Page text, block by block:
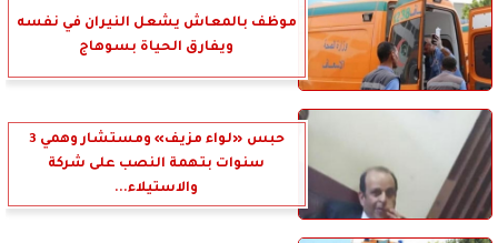
موظف بالمعاش يشعل النيران في نفسه
ويفارق الحياة بسوهاج
حبس «لواء مزيف» ومستشار وهمي 3
سنوات بتهمة النصب على شركة
والاستيلاء...